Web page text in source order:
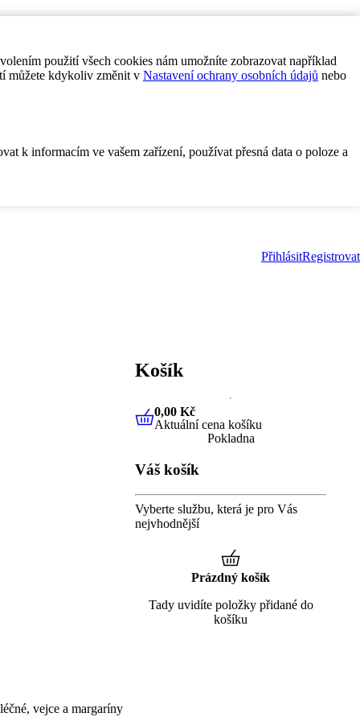
použití všech cookies nám umožníte zobrazovat například
můžete kdykoliv změnit v Nastavení ochrany osobních údajů nebo
k informacím ve vašem zařízení, používat přesná data o poloze a
PřihlásitRegistrovat
vejce a margaríny
Košík
0,00 KčAktuální cena košíku
0,00 Kč
Aktuální cena košíku
Pokladna
Váš košík
Vyberte službu, která je pro Vás
nejvhodnější
Prázdný košík
Tady uvidíte položky přidané do
košíku